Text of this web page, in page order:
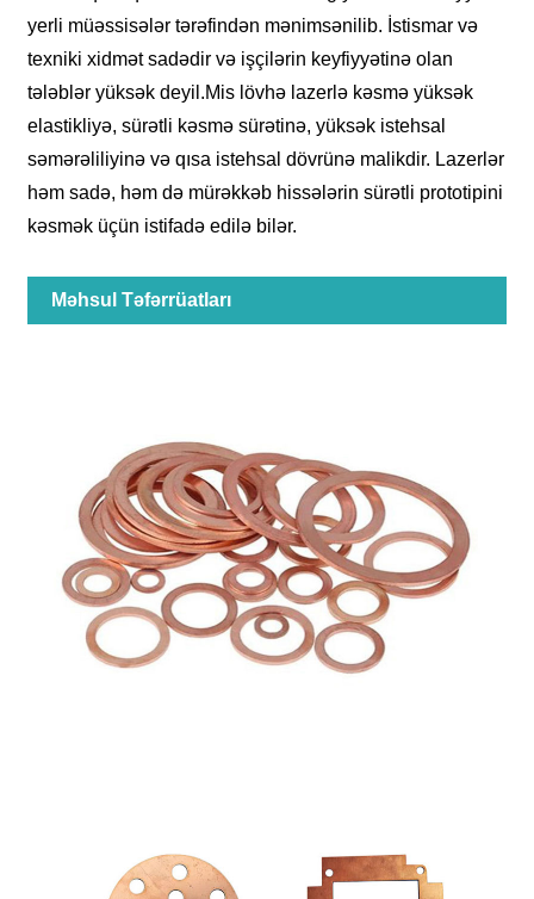
yerli müəssisələr tərəfindən mənimsənilib. İstismar və
texniki xidmət sadədir və işçilərin keyfiyyətinə olan
tələblər yüksək deyil.Mis lövhə lazerlə kəsmə yüksək
elastikliyə, sürətli kəsmə sürətinə, yüksək istehsal
səmərəliliyinə və qısa istehsal dövrünə malikdir. Lazerlər
həm sadə, həm də mürəkkəb hissələrin sürətli prototipini
kəsmək üçün istifadə edilə bilər.
Məhsul Təfərrüatları